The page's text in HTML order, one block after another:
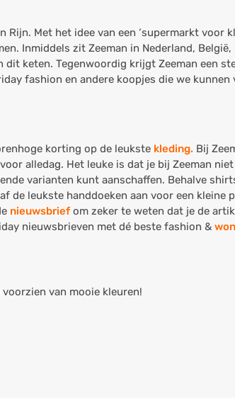
Met het idee van een ‘supermarkt voor
Inmiddels zit Zeeman in Nederland,
keten. Tegenwoordig krijgt Zeeman een
fashion en andere koopjes die we
korting op de leukste kleding. Bij
alledag. Het leuke is dat je bij Zeeman
varianten kunt aanschaffen. Behalve
leukste handdoeken aan voor een kleine
nieuwsbriefom zeker te weten dat je de
nieuwsbrieven met dé beste fashion &
van mooie kleuren!